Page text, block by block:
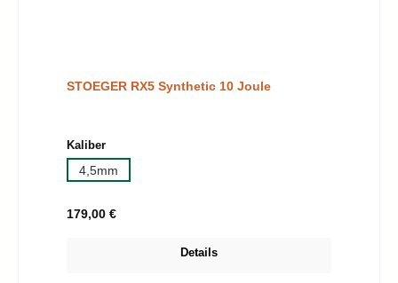
STOEGER RX5 Synthetic 10 Joule
Kaliberauswählen
4,5mm
Regulärer Preis:
179,00 €
Details